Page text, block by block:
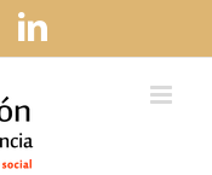
linkedin